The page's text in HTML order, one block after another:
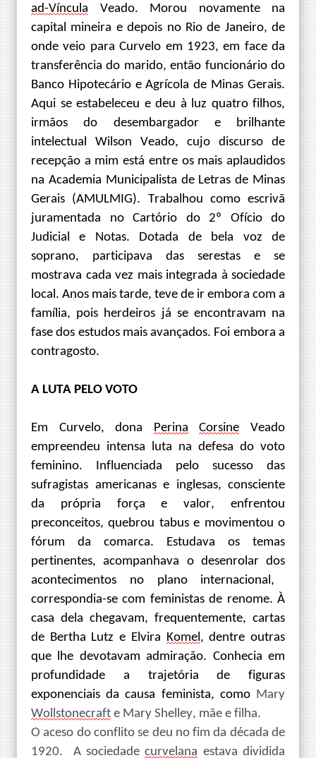
ad-Víncula Veado. Morou novamente na
capital mineira e depois no Rio de Janeiro, de
onde veio para Curvelo em 1923, em face da
transferência do marido, então funcionário do
Banco Hipotecário e Agrícola de Minas Gerais.
Aqui se estabeleceu e deu à luz quatro filhos,
irmãos do desembargador e brilhante
intelectual Wilson Veado, cujo discurso de
recepção a mimestá entre os mais aplaudidos
na Academia Municipalista de Letras de Minas
Gerais (AMULMIG). Trabalhou como escrivã
juramentada no Cartório do 2º Ofício do
Judicial e Notas. Dotada de bela voz de
soprano, participava das serestas e se
mostrava cada vez mais integrada à sociedade
local. Anos mais tarde, teve de ir embora com a
família, pois herdeiros já se encontravam na
fase dos estudos mais avançados. Foi embora a
contragosto.
A LUTA PELO VOTO
Em Curvelo, dona Perina Corsine Veado
empreendeu intensa luta na defesa do voto
feminino. Influenciada pelo sucesso das
sufragistas americanas e inglesas, consciente
da própria força e valor, enfrentou
preconceitos,quebrou tabus e movimentou o
fórum da comarca. Estudava os temas
pertinentes, acompanhava o desenrolar dos
acontecimentos no planointernacional,
correspondia-se com feministas de renome. À
casa dela chegavam, frequentemente, cartas
de Bertha Lutz e Elvira Komel,dentre outras
que lhe devotavam admiração. Conhecia em
profundidade a trajetória de figuras
exponenciais da causa feminista, como Mary
Wollstonecraft e Mary Shelley, mãe e filha.
O aceso do conflito se deu no fim da década de
1920. Asociedadecurvelana estava dividida